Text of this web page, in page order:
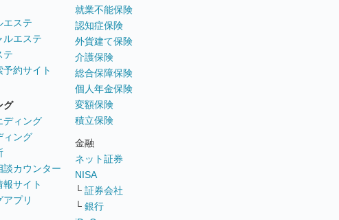
エステ
ルエステ
テ
約サイト
グ
ディング
ィング
談カウンター
サイト
アプリ
就業不能保険
認知症保険
外貨建て保険
介護保険
総合保障保険
個人年金保険
変額保険
積立保険
金融
ネット証券
NISA
└ 証券会社
└ 銀行